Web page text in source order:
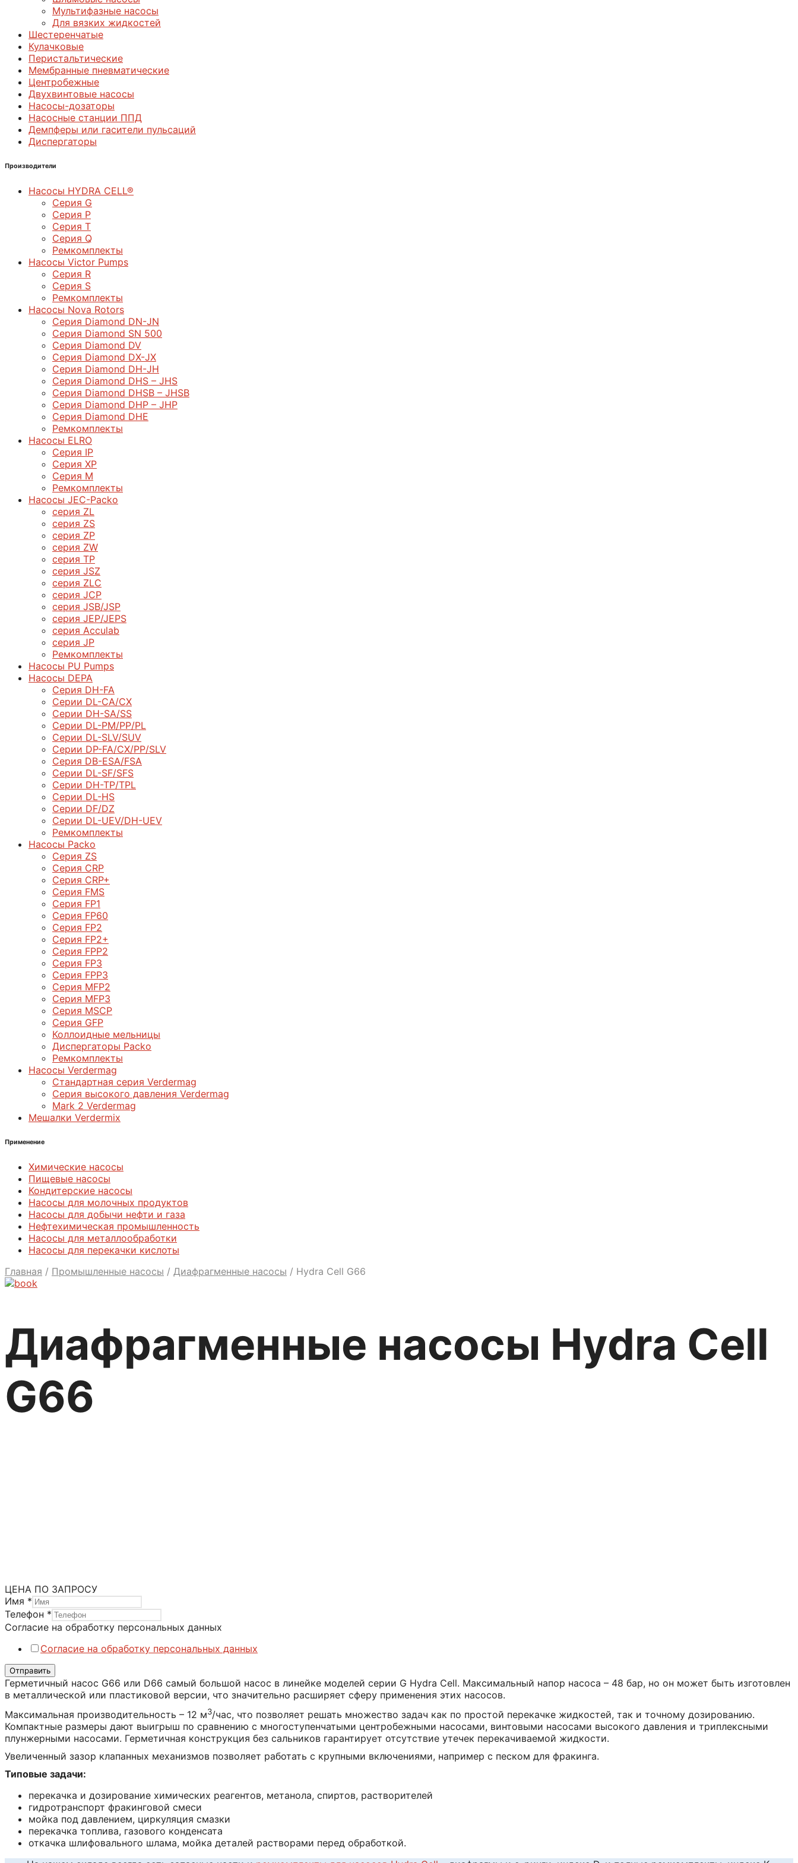
Мультифазные насосы
Для вязких жидкостей
Шестеренчатые
Кулачковые
Перистальтические
Мембранные пневматические
Центробежные
Двухвинтовые насосы
Насосы-дозаторы
Насосные станции ППД
Демпферы или гасители пульсаций
Диспергаторы
Производители
Насосы HYDRA CELL®
Серия G
Серия P
Серия T
Серия Q
Ремкомплекты
Насосы Victor Pumps
Серия R
Серия S
Ремкомплекты
Насосы Nova Rotors
Серия Diamond DN-JN
Серия Diamond SN 500
Серия Diamond DV
Серия Diamond DX-JX
Серия Diamond DH-JH
Серия Diamond DHS – JHS
Серия Diamond DHSB – JHSB
Серия Diamond DHP – JHP
Серия Diamond DHE
Ремкомплекты
Насосы ELRO
Серия IP
Серия XP
Серия M
Ремкомплекты
Насосы JEC-Packo
серия ZL
серия ZS
серия ZP
серия ZW
серия TP
серия JSZ
серия ZLC
серия JCP
серия JSB/JSP
серия JEP/JEPS
серия Acculab
серия JP
Ремкомплекты
Насосы PU Pumps
Насосы DEPA
Серия DH-FA
Серии DL-CA/CX
Серии DH-SA/SS
Серии DL-PM/РР/PL
Серии DL-SLV/SUV
Серии DP-FA/CX/PP/SLV
Серия DB-ЕSA/FSA
Серии DL-SF/SFS
Серии DН-ТP/ТPL
Серии DL-HS
Серии DF/DZ
Серии DL-UEV/DH-UEV
Ремкомплекты
Насосы Packo
Серия ZS
Серия CRP
Серия CRP+
Серия FMS
Серия FP1
Серия FP60
Серия FP2
Серия FP2+
Серия FPP2
Серия FP3
Серия FPP3
Серия МFP2
Серия МFP3
Серия MSCP
Серия GFP
Коллоидные мельницы
Диспергаторы Packo
Ремкомплекты
Насосы Verdermag
Стандартная серия Verdermag
Серия высокого давления Verdermag
Mark 2 Verdermag
Мешалки Verdermix
Применение
Химические насосы
Пищевые насосы
Кондитерские насосы
Насосы для молочных продуктов
Насосы для добычи нефти и газа
Нефтехимическая промышленность
Насосы для металлообработки
Насосы для перекачки кислоты
Главная / Промышленные насосы / Диафрагменные насосы / Hydra Cell G66
Диафрагменные насосы Hydra Cell
G66
ЦЕНА ПО ЗАПРОСУ
Имя *
на
данных
Телефон *
Согласие на обработку персональных данных
Согласие на обработку персональных данных
Отправить
Герметичный насос G66 или D66 самый большой насос в линейке моделей серии G Hydra Cell. Максимальный напор насоса – 48 бар, но он может быть изготовлен
в металлической или пластиковой версии, что значительно расширяет сферу применения этих насосов.
Максимальная производительность – 12 м3/час, что позволяет решать множество задач как по простой перекачке жидкостей, так и точному дозированию.
Компактные размеры дают выигрыш по сравнению с многоступенчатыми центробежными насосами, винтовыми насосами высокого давления и триплексными
плунжерными насосами. Герметичная конструкция без сальников гарантирует отсутствие утечек перекачиваемой жидкости.
Увеличенный зазор клапанных механизмов позволяет работать с крупными включениями, например с песком для фракинга.
Типовые задачи:
перекачка и дозирование химических реагентов, метанола, спиртов, растворителей
гидротранспорт фракинговой смеси
мойка под давлением, циркуляция смазки
перекачка топлива, газового конденсата
откачка шлифовального шлама, мойка деталей растворами перед обработкой.